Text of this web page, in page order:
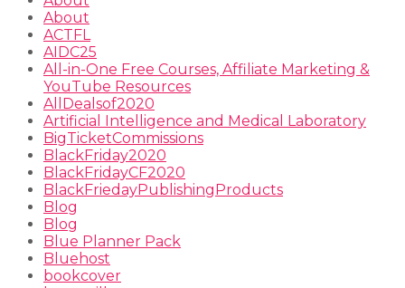
About
ACTFL
AIDC25
All-in-One Free Courses, Affiliate Marketing &
YouTube Resources
AllDealsof2020
Artificial Intelligence and Medical Laboratory
BigTicketCommissions
BlackFriday2020
BlackFridayCF2020
BlackFriedayPublishingProducts
Blog
Blog
Blue Planner Pack
Bluehost
bookcover